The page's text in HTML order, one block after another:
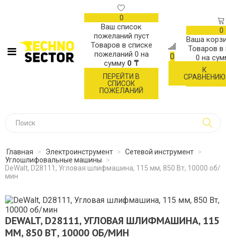
0
Ваш список
пожеланий пуст
Товаров в списке
пожеланий 0 на
сумму 0 ₸
ПЕРЕЙТИ В
СПИСОК
ПОЖЕЛАНИЙ
0
К
СРАВНЕНИЮ
0
Ваша
Товаров в
0 на
Главная > Электроинструмент > Сетевой инструмент >
Углошлифовальные машины
>
DeWalt, D28111, Угловая шлифмашина, 115 мм, 850 Вт, 10000 об/
мин
DEWALT, D28111, УГЛОВАЯ ШЛИФМАШИНА, 115
ММ, 850 ВТ, 10000 ОБ/МИН